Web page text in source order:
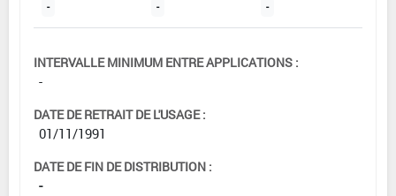
- - -
INTERVALLE MINIMUM ENTRE APPLICATIONS :
-
DATE DE RETRAIT DE L'USAGE :
01/11/1991
DATE DE FIN DE DISTRIBUTION :
-